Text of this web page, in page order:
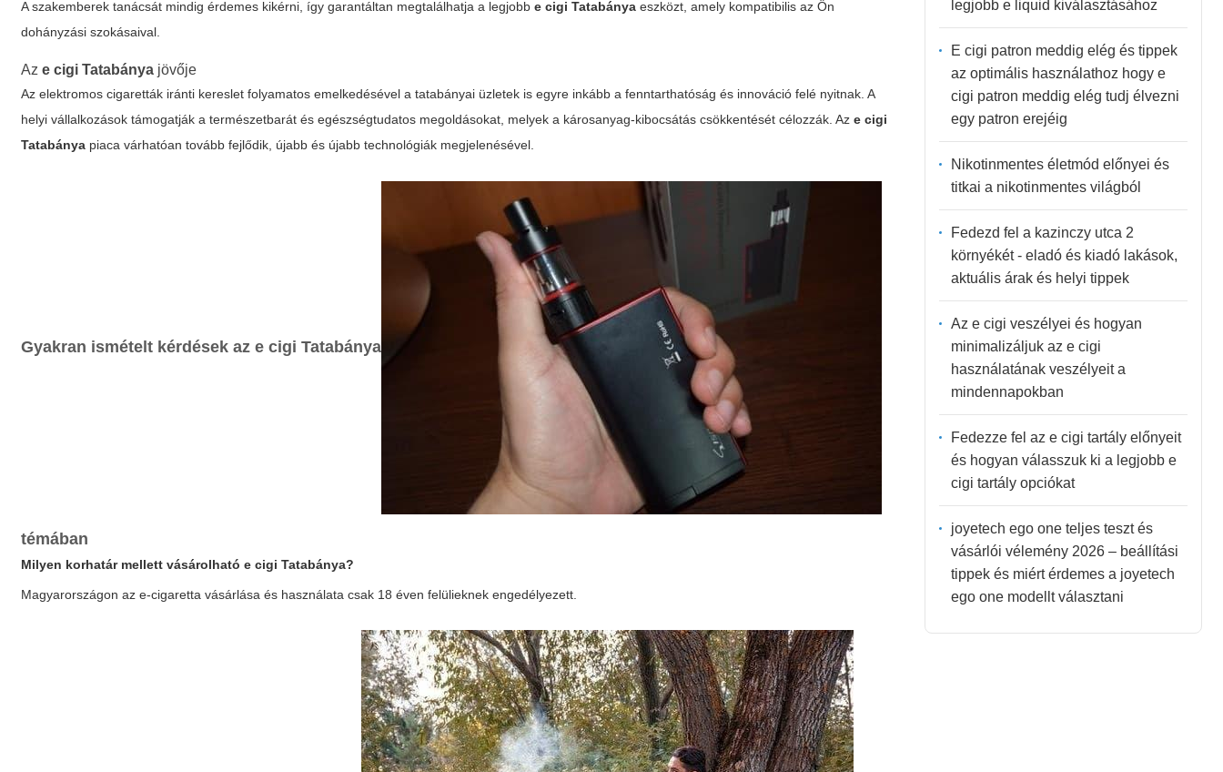
A szakemberek tanácsát mindig érdemes kikérni, így garantáltan megtalálhatja a legjobbe cigi Tatabánya eszközt, amely kompatibilis az Ön
dohányzási szokásaival.
Aze cigi Tatabánya jövője
Az elektromos cigaretták iránti kereslet folyamatos emelkedésével a tatabányai üzletek is egyre inkább a fenntarthatóság és innováció felé nyitnak. A
helyi vállalkozások támogatják a természetbarát és egészségtudatos megoldásokat, melyek a károsanyag-kibocsátás csökkentését célozzák. Aze cigi
Tatabánya piaca várhatóan tovább fejlődik, újabb és újabb technológiák megjelenésével.
Gyakran ismételt kérdések aze cigi Tatabánya
témában
Milyen korhatár mellett vásárolhatóe cigi Tatabánya?
Magyarországon az e-cigaretta vásárlása és használata csak 18 éven felülieknek engedélyezett.
legjobb e liquid kiválasztásához
E cigi patron meddig elég és tippek
az optimális használathoz hogy e
cigi patron meddig elég tudj élvezni
egy patron erejéig
Nikotinmentes életmód előnyei és
titkai a nikotinmentes világból
Fedezd fel a kazinczy utca 2
környékét - eladó és kiadó lakások,
aktuális árak és helyi tippek
Az e cigi veszélyei és hogyan
minimalizáljuk az e cigi
használatának veszélyeit a
mindennapokban
Fedezze fel az e cigi tartály előnyeit
és hogyan válasszuk ki a legjobb e
cigi tartály opciókat
joyetech ego one teljes teszt és
vásárlói vélemény 2026 – beállítási
tippek és miért érdemes a joyetech
ego one modellt választani